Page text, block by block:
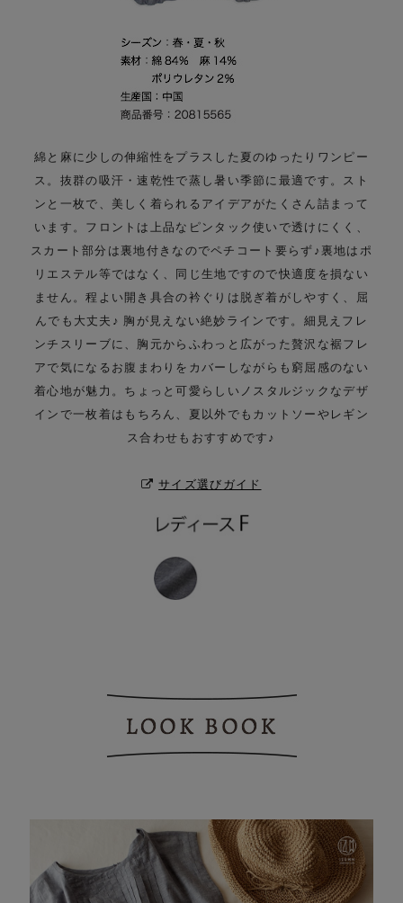
綿と麻に少しの伸縮性をプラスした夏のゆったりワンピー
ス。 抜群の吸汗・速乾性で蒸し暑い季節に最適です。
スト
ンと一枚で、美しく着られるアイデアがたくさん詰まって
います。 フロントは上品なピンタック使いで透けにくく、
スカート部分は裏地付きなのでペチコート要らず♪ 裏地はポ
リエステル等ではなく、同じ生地ですので快適度を損ない
ません。程よい開き具合の衿ぐりは脱ぎ着がしやすく、屈
んでも大丈夫♪ 胸が見えない絶妙ラインです。 細見えフレ
ンチスリーブに、胸元からふわっと広がった贅沢な裾フレ
アで気になるお腹まわりをカバーしながらも窮屈感のない
着心地が魅力。 ちょっと可愛らしいノスタルジックなデザ
インで一枚着はもちろん、夏以外でもカットソーやレギン
ス合わせもおすすめです♪
サイズ選びガイド